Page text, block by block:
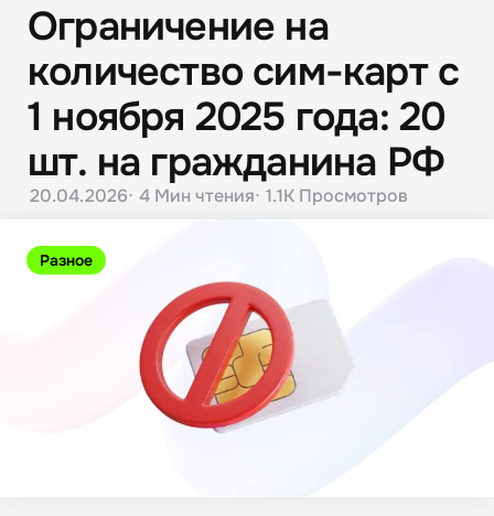
Разное
Ограничение на
количество сим-карт с
1 ноября 2025 года: 20
шт. на гражданина РФ
20.04.2026 4 Мин чтения 1.1K Просмотров